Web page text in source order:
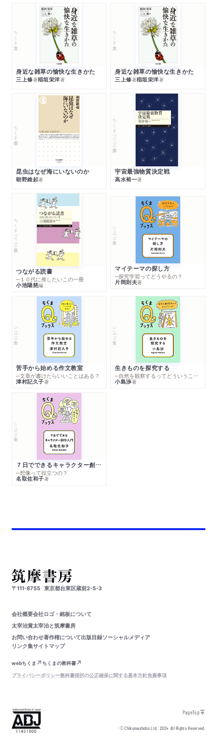
ちくま文庫
身近な雑草の愉快な生きかた
三上修著稲垣栄洋著
ちくま文庫
身近な雑草の愉快な生きかた
三上修著稲垣栄洋著
ちくま新書
昆虫はなぜ海にいないのか
朝野維起著
ちくまプリマー新書
宇宙最強物質決定戦
高水裕一著
ちくまプリマー新書
つながる読書
─１０代に推したいこの一冊
小池陽慈編
シリーズ・全集
マイテーマの探し方
─探究学習ってどうやるの？
片岡則夫著
シリーズ・全集
苦手から始める作文教室
─文章が書けたらいいことはある？
津村記久子著
シリーズ・全集
生きものを探究する
─自然を観察するってどういうこと？
小島渉著
シリーズ・全集
７日でできるキャラクター創作入門
─想像って役立つの？
名取佐和子著
〒111-8755 東京都台東区蔵前2-5-3
会社概要会社ロゴ・銘板について
太宰治賞太宰治と筑摩書房
お問い合わせ著作権について出版目録ソーシャルメディア
リンク集サイトマップ
webちくま
ちくまの教科書
プライバシーポリシー教科書採択の公正確保に関する基本方針免責事項
PageTop
© Chikumashobo Ltd.2024 All Rights Reserved.